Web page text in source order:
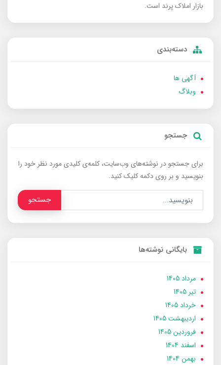
بازار املاک پرند است.
دسته‌بندی
آگهی ها
وبلاگ
جستجو
برای جستجو در نوشته‌های وب‌سایت، کلمه‌ی کلیدی مورد نظر خود را
بنویسید و بر روی دکمه کلیک کنید.
جستجو
بایگانی نوشته‌ها
مرداد 1405
تير 1405
خرداد 1405
ارديبهشت 1405
فروردین 1405
اسفند 1404
بهمن 1404